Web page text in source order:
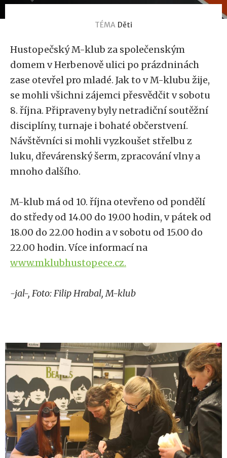
TÉMA Děti
Hustopečský M-klub za společenským
domem v Herbenově ulici po prázdninách
zase otevřel pro mladé. Jak to v M-klubu žije,
se mohli všichni zájemci přesvědčit v sobotu
8. října. Připraveny byly netradiční soutěžní
disciplíny, turnaje i bohaté občerstvení.
Návštěvníci si mohli vyzkoušet střelbu z
luku, dřevárenský šerm, zpracování vlny a
mnoho dalšího.
M-klub má od 10. října otevřeno od pondělí
do středy od 14.00 do 19.00 hodin, v pátek od
18.00 do 22.00 hodin a v sobotu od 15.00 do
22.00 hodin. Více informací na
www.mklubhustopece.cz.
-jal-, Foto: Filip Hrabal, M-klub